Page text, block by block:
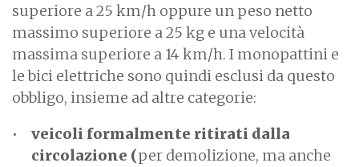
superiore a 25 km/h oppure un peso netto
massimo superiore a 25 kg e una velocità
massima superiore a 14 km/h. I monopattini e
le bici elettriche sono quindi esclusi da questo
obbligo, insieme ad altre categorie:
veicoli formalmente ritirati dalla
circolazione (per demolizione, ma anche